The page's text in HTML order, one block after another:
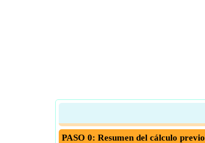
PASO 0: Resumen del cálculo previo